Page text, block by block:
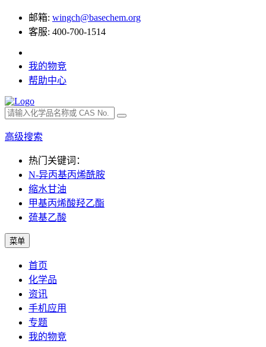
邮箱: wingch@basechem.org
客服: 400-700-1514
我的物竞
帮助中心
高级搜索
热门关键词：
N-异丙基丙烯酰胺
缩水甘油
甲基丙烯酸羟乙酯
巯基乙酸
菜单
首页
化学品
资讯
手机应用
专题
我的物竞